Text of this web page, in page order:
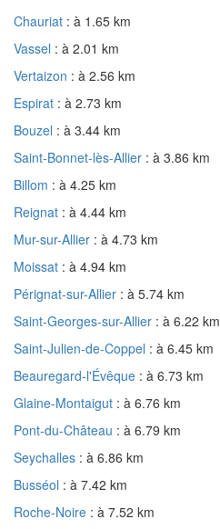
Chauriat : à 1.65 km
Vassel : à 2.01 km
Vertaizon : à 2.56 km
Espirat : à 2.73 km
Bouzel : à 3.44 km
Saint-Bonnet-lès-Allier : à 3.86 km
Billom : à 4.25 km
Reignat : à 4.44 km
Mur-sur-Allier : à 4.73 km
Moissat : à 4.94 km
Pérignat-sur-Allier : à 5.74 km
Saint-Georges-sur-Allier : à 6.22 km
Saint-Julien-de-Coppel : à 6.45 km
Beauregard-l'Évêque : à 6.73 km
Glaine-Montaigut : à 6.76 km
Pont-du-Château : à 6.79 km
Seychalles : à 6.86 km
Busséol : à 7.42 km
Roche-Noire : à 7.52 km